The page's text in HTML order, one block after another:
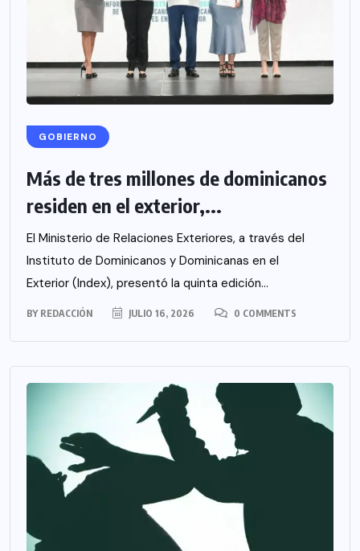
GOBIERNO
Más de tres millones de dominicanos
residen en el exterior,...
El Ministerio de Relaciones Exteriores, a través del
Instituto de Dominicanos y Dominicanas en el
Exterior (Index), presentó la quinta edición...
BY REDACCIÓN JULIO 16, 2026 0 COMMENTS